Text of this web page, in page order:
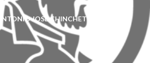
ANTONIO JOSÉ CHINCHETRU